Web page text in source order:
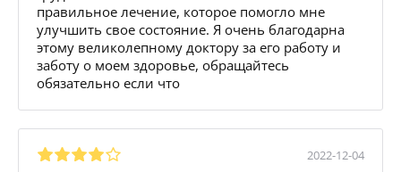
правильное лечение, которое помогло мне
улучшить свое состояние. Я очень благодарна
этому великолепному доктору за его работу и
заботу о моем здоровье, обращайтесь
обязательно если что
2022-12-04